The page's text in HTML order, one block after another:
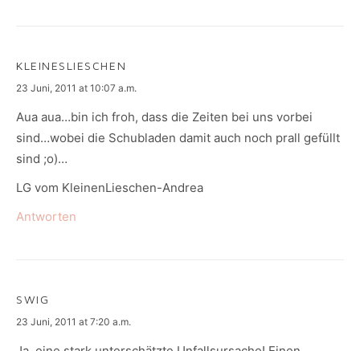
KLEINESLIESCHEN
says:
23 Juni, 2011 at 10:07 a.m.
Aua aua…bin ich froh, dass die Zeiten bei uns vorbei
sind…wobei die Schubladen damit auch noch prall gefüllt
sind ;o)…
LG vom KleinenLieschen-Andrea
Antworten
SWIG
says:
23 Juni, 2011 at 7:20 a.m.